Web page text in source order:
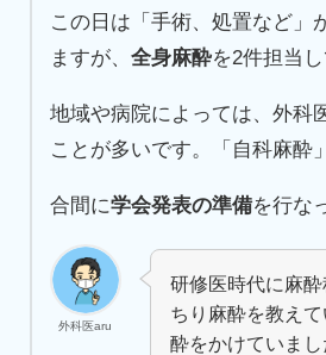
この日は「手術、処置など」
ますが、 全身麻酔を2件担当し
地域や病院によっては、外科
ことが多いです。「自科麻酔
合間に学会発表の準備を行な
外科医aru
研修医時代に麻
ちり麻酔を教え
酔をかけていまし